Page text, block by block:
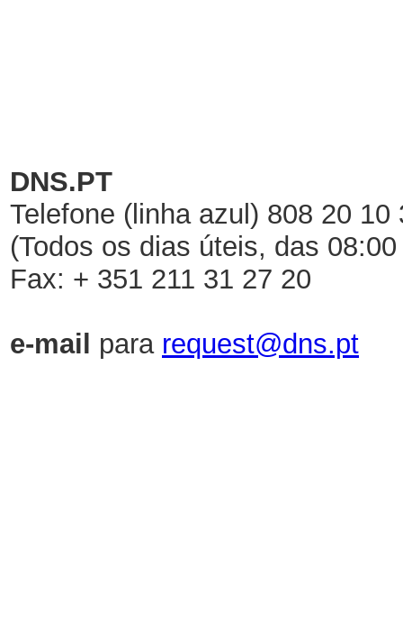
DNS.PT
Telefone (linha azul) 808 20 10
(Todos os dias úteis, das
Fax: + 351 211 31 27 20
e-mail para request@dns.pt